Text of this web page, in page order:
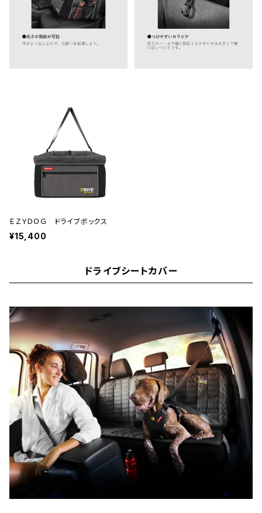
ＥＺＹＤＯＧ ドライブボックス
¥15,400
ドライブシートカバー